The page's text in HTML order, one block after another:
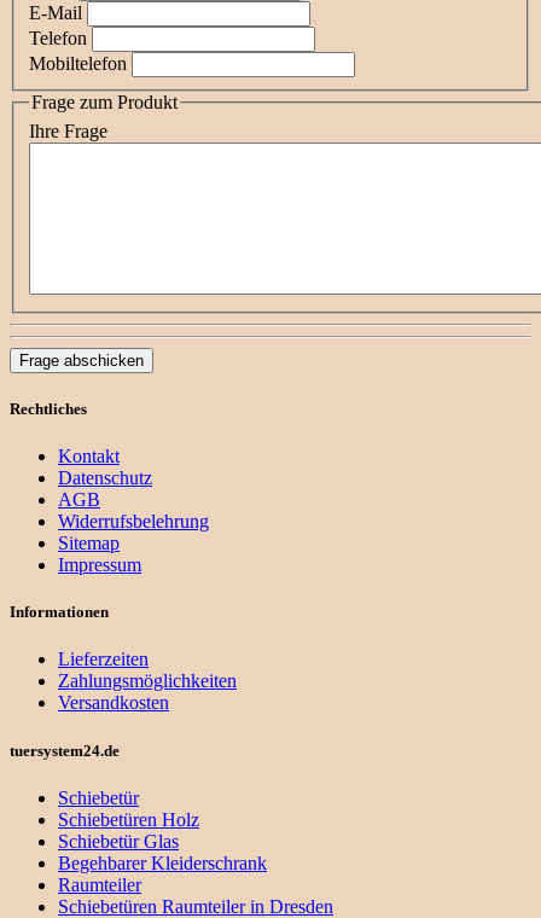
E-Mail
Telefon
Mobiltelefon
Frage zum Produkt
Ihre Frage
Frage abschicken
Rechtliches
Kontakt
Datenschutz
AGB
Widerrufsbelehrung
Sitemap
Impressum
Informationen
Lieferzeiten
Zahlungsmöglichkeiten
Versandkosten
tuersystem24.de
Schiebetür
Schiebetüren Holz
Schiebetür Glas
Begehbarer Kleiderschrank
Raumteiler
Schiebetüren Raumteiler in Dresden